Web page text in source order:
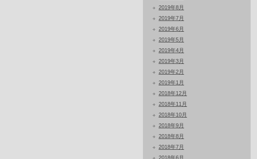
2019年8月
2019年7月
2019年6月
2019年5月
2019年4月
2019年3月
2019年2月
2019年1月
2018年12月
2018年11月
2018年10月
2018年9月
2018年8月
2018年7月
2018年6月